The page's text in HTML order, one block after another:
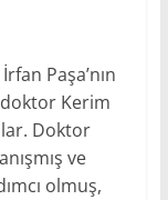
Paşa’nın
Kerim
Doktor
ve
olmuş,